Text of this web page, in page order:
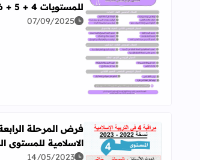
اقرأ المزيد عن تقويم تشخيصي في اللغة
للمستويات 4 + 5 + 6 ابتدائي
07/09/2025
اقرأ المزيد عن فرض المرحلة الرابعة
فرض المرحلة
الاسلامية للمستوى الرابع
14/05/2023